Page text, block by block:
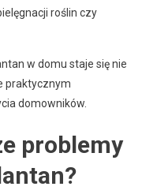
roślin czy
w domu staje się nie
praktycznym
domowników.
problemy